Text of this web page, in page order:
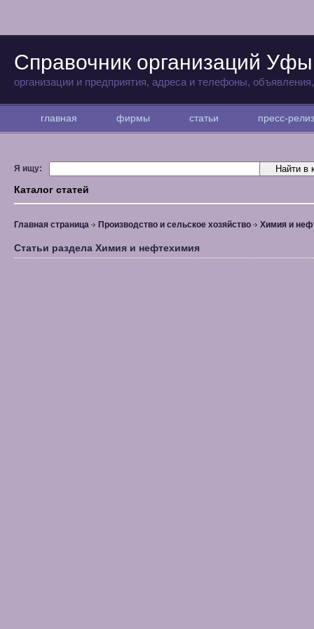
Справочник организаций Уфы
организации и предприятия, адреса и телефоны,
главная фирмы статьи пресс-
Я ищу:
Каталог статей
Главная страница Производство и сельское хозяйство Химия и
Статьи раздела Химия и нефтехимия